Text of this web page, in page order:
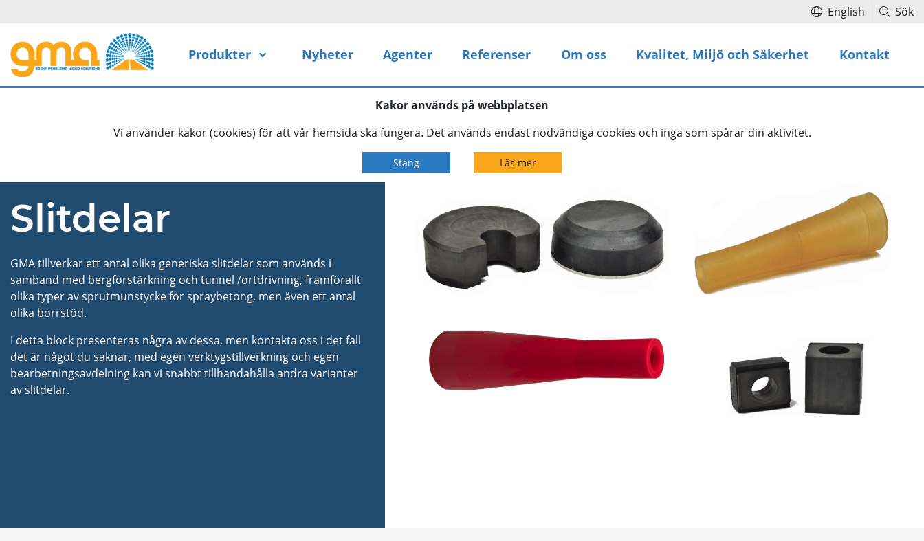
Hoppa över navigationsmenyn
English Sök
Produkter Nyheter Agenter Referenser Om oss Kvalitet, Miljö och Säkerhet Kontakt
Kakor används på webbplatsen
Vi använder kakor (cookies) för att vår hemsida ska fungera. Det används endast nödvändiga cookies och inga som spårar din aktivitet.
Stäng Läs mer
Slitdelar
GMA tillverkar ett antal olika generiska slitdelar som används i
samband med bergförstärkning och tunnel /ortdrivning, framförallt
olika typer av sprutmunstycke för spraybetong, men även ett antal
olika borrstöd.
I detta block presenteras några av dessa, men kontakta oss i det fall
det är något du saknar, med egen verktygstillverkning och egen
bearbetningsavdelning kan vi snabbt tillhandahålla andra varianter
av slitdelar.